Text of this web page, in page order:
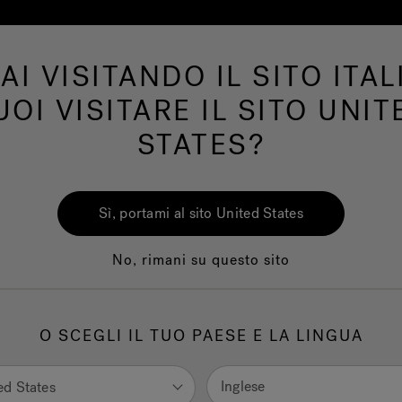
Swim Spa Bagno Wellness Il Marchio
VISITANDO IL SITO
VISITARE IL SITO
STATES?
Sì, portami al sito United States
No, rimani su questo sito
O SCEGLI IL TUO PAESE E LA LINGUA
States Inglese